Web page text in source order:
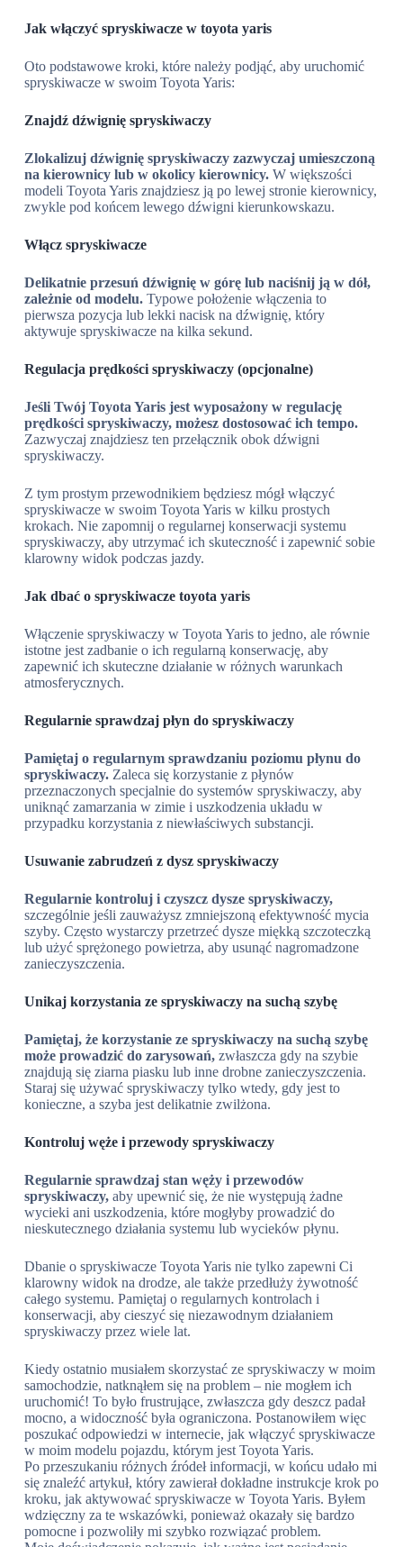
Jak włączyć spryskiwacze w toyota yaris
Oto podstawowe kroki, które należy podjąć, aby uruchomić
spryskiwacze w swoim Toyota Yaris:
Znajdź dźwignię spryskiwaczy
Zlokalizuj dźwignię spryskiwaczy zazwyczaj umieszczoną
na kierownicy lub w okolicy kierownicy.W większości
modeli Toyota Yaris znajdziesz ją po lewej stronie kierownicy,
zwykle pod końcem lewego dźwigni kierunkowskazu.
Włącz spryskiwacze
Delikatnie przesuń dźwignię w górę lub naciśnij ją w dół,
zależnie od modelu.Typowe położenie włączenia to
pierwsza pozycja lub lekki nacisk na dźwignię, który
aktywuje spryskiwacze na kilka sekund.
Regulacja prędkości spryskiwaczy (opcjonalne)
Jeśli Twój Toyota Yaris jest wyposażony w regulację
prędkości spryskiwaczy, możesz dostosować ich tempo.
Zazwyczaj znajdziesz ten przełącznik obok dźwigni
spryskiwaczy.
Z tym prostym przewodnikiem będziesz mógł włączyć
spryskiwacze w swoim Toyota Yaris w kilku prostych
krokach. Nie zapomnij o regularnej konserwacji systemu
spryskiwaczy, aby utrzymać ich skuteczność i zapewnić sobie
klarowny widok podczas jazdy.
Jak dbać o spryskiwacze toyota yaris
Włączenie spryskiwaczy w Toyota Yaris to jedno, ale równie
istotne jest zadbanie o ich regularną konserwację, aby
zapewnić ich skuteczne działanie w różnych warunkach
atmosferycznych.
Regularnie sprawdzaj płyn do spryskiwaczy
Pamiętaj o regularnym sprawdzaniu poziomu płynu do
spryskiwaczy.Zaleca się korzystanie z płynów
przeznaczonych specjalnie do systemów spryskiwaczy, aby
uniknąć zamarzania w zimie i uszkodzenia układu w
przypadku korzystania z niewłaściwych substancji.
Usuwanie zabrudzeń z dysz spryskiwaczy
Regularnie kontroluj i czyszcz dysze spryskiwaczy,
szczególnie jeśli zauważysz zmniejszoną efektywność mycia
szyby. Często wystarczy przetrzeć dysze miękką szczoteczką
lub użyć sprężonego powietrza, aby usunąć nagromadzone
zanieczyszczenia.
Unikaj korzystania ze spryskiwaczy na suchą szybę
Pamiętaj, że korzystanie ze spryskiwaczy na suchą szybę
może prowadzić do zarysowań,zwłaszcza gdy na szybie
znajdują się ziarna piasku lub inne drobne zanieczyszczenia.
Staraj się używać spryskiwaczy tylko wtedy, gdy jest to
konieczne, a szyba jest delikatnie zwilżona.
Kontroluj węże i przewody spryskiwaczy
Regularnie sprawdzaj stan węży i przewodów
spryskiwaczy,aby upewnić się, że nie występują żadne
wycieki ani uszkodzenia, które mogłyby prowadzić do
nieskutecznego działania systemu lub wycieków płynu.
Dbanie o spryskiwacze Toyota Yaris nie tylko zapewni Ci
klarowny widok na drodze, ale także przedłuży żywotność
całego systemu. Pamiętaj o regularnych kontrolach i
konserwacji, aby cieszyć się niezawodnym działaniem
spryskiwaczy przez wiele lat.
Kiedy ostatnio musiałem skorzystać ze spryskiwaczy w moim
samochodzie, natknąłem się na problem – nie mogłem ich
uruchomić! To było frustrujące, zwłaszcza gdy deszcz padał
mocno, a widoczność była ograniczona. Postanowiłem więc
poszukać odpowiedzi w internecie, jak włączyć spryskiwacze
w moim modelu pojazdu, którym jest Toyota Yaris.
Po przeszukaniu różnych źródeł informacji, w końcu udało mi
się znaleźć artykuł, który zawierał dokładne instrukcje krok po
kroku, jak aktywować spryskiwacze w Toyota Yaris. Byłem
wdzięczny za te wskazówki, ponieważ okazały się bardzo
pomocne i pozwoliły mi szybko rozwiązać problem.